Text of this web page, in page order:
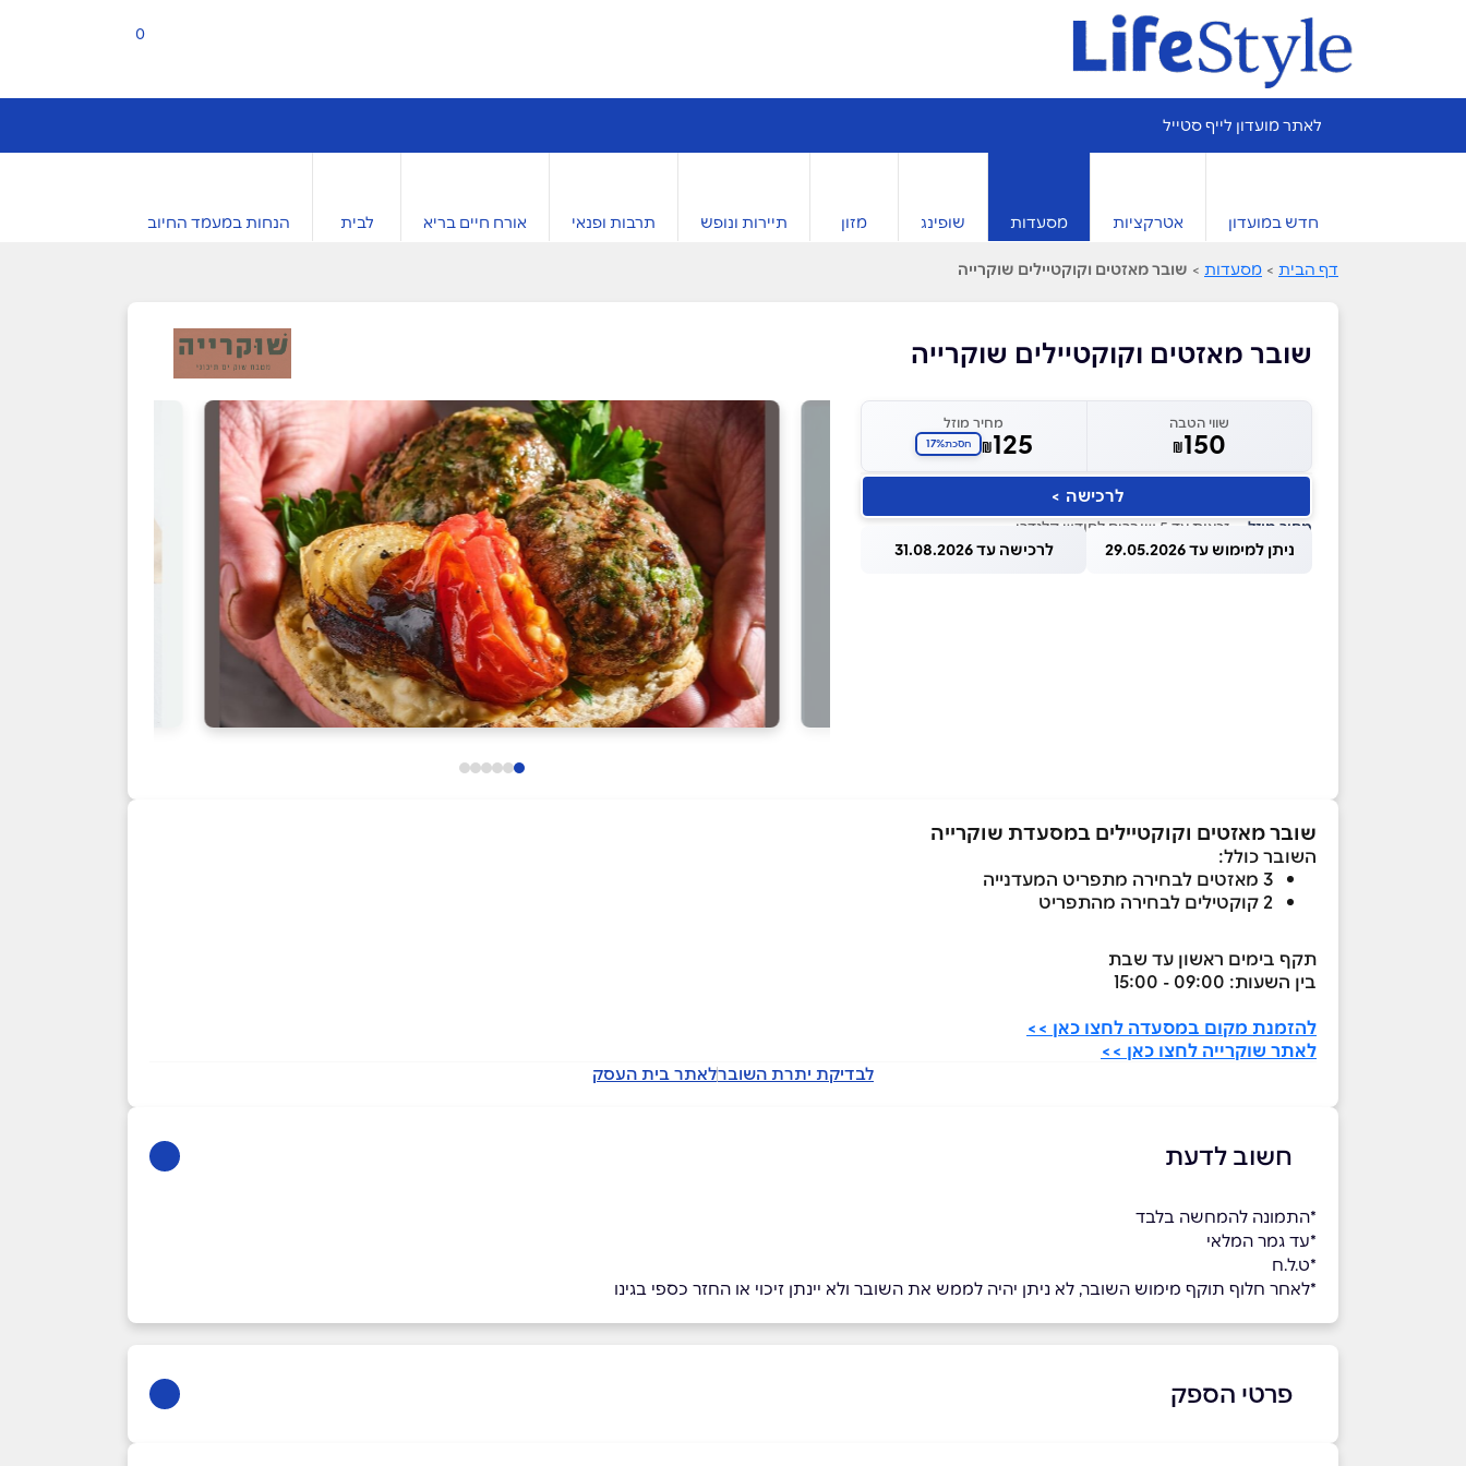
0
לאתר מועדון לייף סטייל
חדש במועדון אטרקציות מסעדות שופינג מזון תיירות ונופש תרבות ופנאי אורח חיים בריא לבית הנחות במעמד החיוב
דף הבית > מסעדות > שובר מאזטים וקוקטיילים שוקרייה
שובר מאזטים וקוקטיילים שוקרייה
שווי הטבה
₪150
מחיר מוזל
₪125 חסכת17%
לרכישה >
מחיר מוזל — זכאות עד 5 שוברים לחודש קלנדרי
ניתן למימוש עד 29.05.2026 לרכישה עד 31.08.2026
שובר מאזטים וקוקטיילים במסעדת שוקרייה
השובר כולל:
3 מאזטים לבחירה מתפריט המעדנייה
2 קוקטילים לבחירה מהתפריט
תקף בימים ראשון עד שבת
בין השעות: 09:00 - 15:00
להזמנת מקום במסעדה לחצו כאן >>
לאתר שוקרייה לחצו כאן >>
לבדיקת יתרת השוברלאתר בית העסק
חשוב לדעת
*התמונה להמחשה בלבד
*עד גמר המלאי
*ט.ל.ח
*לאחר חלוף תוקף מימוש השובר, לא ניתן יהיה לממש את השובר ולא יינתן זיכוי או החזר כספי בגינו
פרטי הספק